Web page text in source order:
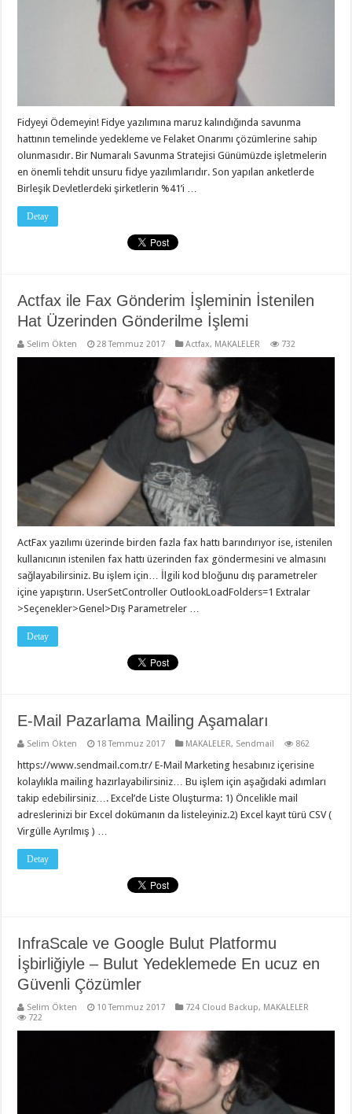
Fidyeyi Ödemeyin! Fidye yazılımına maruz kalındığında savunma
hattının temelinde yedekleme ve Felaket Onarımı çözümlerine sahip
olunmasıdır. Bir Numaralı Savunma Stratejisi Günümüzde işletmelerin
en önemli tehdit unsuru fidye yazılımlarıdır. Son yapılan anketlerde
Birleşik Devletlerdeki şirketlerin %41’i …
Detay
Actfax ile Fax Gönderim İşleminin İstenilen
Hat Üzerinden Gönderilme İşlemi
Selim Ökten 28 Temmuz 2017 Actfax, MAKALELER 732
ActFax yazılımı üzerinde birden fazla fax hattı barındırıyor ise, istenilen
kullanıcının istenilen fax hattı üzerinden fax göndermesini ve almasını
sağlayabilirsiniz. Bu işlem için… İlgili kod bloğunu dış parametreler
içine yapıştırın. UserSetController OutlookLoadFolders=1 Extralar
>Seçenekler>Genel>Dış Parametreler …
Detay
E-Mail Pazarlama Mailing Aşamaları
Selim Ökten 18 Temmuz 2017 MAKALELER, Sendmail 862
https://www.sendmail.com.tr/ E-Mail Marketing hesabınız içerisine
kolaylıkla mailing hazırlayabilirsiniz… Bu işlem için aşağıdaki adımları
takip edebilirsiniz…. Excel’de Liste Oluşturma: 1) Öncelikle mail
adreslerinizi bir Excel dokümanın da listeleyiniz.2) Excel kayıt türü CSV (
Virgülle Ayrılmış ) …
Detay
InfraScale ve Google Bulut Platformu
İşbirliğiyle – Bulut Yedeklemede En ucuz en
Güvenli Çözümler
Selim Ökten 10 Temmuz 2017 724 Cloud Backup, MAKALELER
722